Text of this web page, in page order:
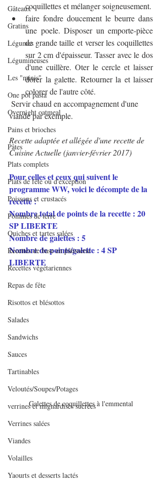
Gâteaux
Gratins
Légumes
Légumineuses
Les "minis"
One pot pasta
Overnight oatmeal
Pains et brioches
Pâtes
Plats complets
Plats de fête ou d'exception
Poissons et crustacés
Pommes de terre
Quiches et tartes salées
Recettes de base en pâtisserie
Recettes végétariennes
Repas de fête
Risottos et blésottos
Salades
Sandwichs
Sauces
Tartinables
Veloutés/Soupes/Potages
verrines et mignardises sucrées
Verrines salées
Viandes
Volailles
Yaourts et desserts lactés
coquillettes et mélanger soigneusement.
faire fondre doucement le beurre dans
une poele. Disposer un emporte-pièce
de grande taille et verser les coquillettes
sur 2 cm d'épaisseur. Tasser avec le dos
d'une cuillère. Oter le cercle et laisser
dorer la galette. Retourner la et laisser
colorer de l'autre côté.
viande par exemple.
Recette adaptée et allégée d'une recette de
Cuisine Actuelle (janvier-février 2017)
Pour celles et ceux qui suivent le
programme WW, voici le décompte de la
recette :
Nombre total de points de la recette : 20
SP LIBERTE
Nombre de galettes : 5
Nombre de points/galette : 4 SP
LIBERTE
Galettes de coquillettes à l'emmental